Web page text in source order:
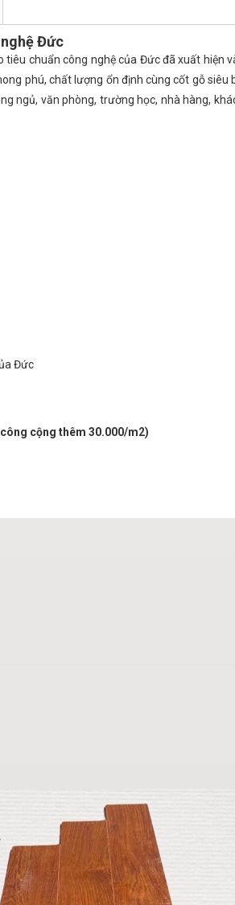
Đức
tiêu chuẩn công nghệ của Đức đã xuất hiện
phú, chất lượng ổn định cùng cốt gỗ siêu
ngủ, văn phòng, trường học, nhà hàng,
Đức
cộng thêm 30.000/m2)